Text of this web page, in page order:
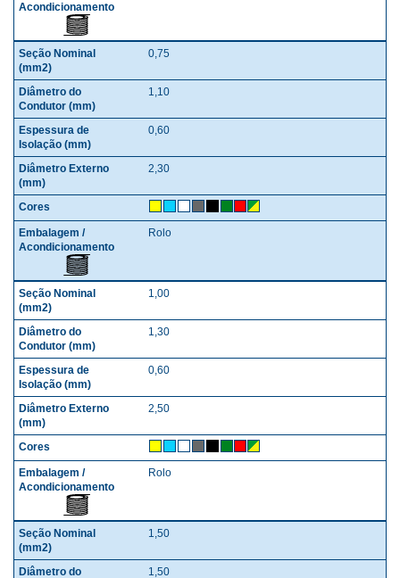
0,75
1,10
0,60
2,30
Rolo
1,00
1,30
0,60
2,50
Rolo
1,50
1,50